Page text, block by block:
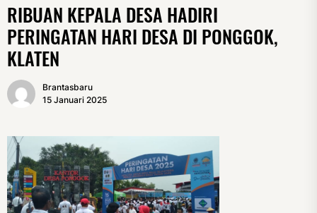
RIBUAN KEPALA DESA HADIRI
PERINGATAN HARI DESA DI PONGGOK,
KLATEN
Brantasbaru
15 Januari 2025